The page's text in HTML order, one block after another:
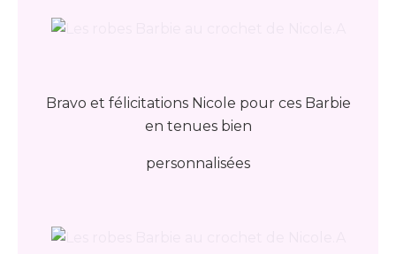
Bravo et félicitations Nicole pour ces Barbie
en tenues bien
personnalisées